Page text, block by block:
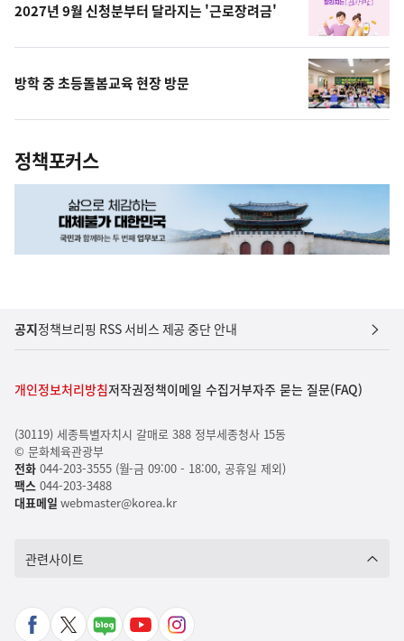
2027년 9월 신청분부터 달라지는 '근로장려금'
방학 중 초등돌봄교육 현장 방문
정책포커스
공지정책브리핑 RSS 서비스 제공 중단 안내
개인정보처리방침저작권정책이메일 수집거부자주 묻는 질문(FAQ)
(30119) 세종특별자치시 갈매로 388 정부세종청사 15동
© 문화체육관광부
전화044-203-3555 (월-금 09:00 - 18:00, 공휴일 제외)
팩스044-203-3488
대표메일 webmaster@korea.kr
관련사이트
페
X
네
유
인